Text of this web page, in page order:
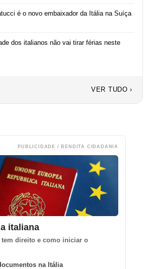
é o novo embaixador da Itália na Suíça
dos italianos não vai tirar férias neste
VER TUDO ›
PUBLICIDADE / BENDITA CIDADANIA
italiana
tem direito e como iniciar o
na Itália